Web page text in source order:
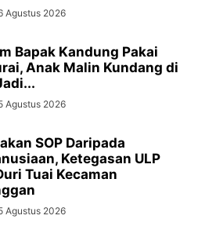
Agustus 2026
Bapak Kandung Pakai
Anak Malin Kundang di
Agustus 2026
SOP Daripada
Ketegasan ULP
Tuai Kecaman
Agustus 2026